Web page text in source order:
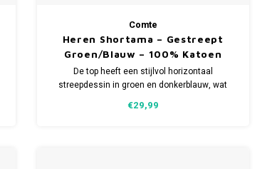
Comte
Heren Shortama – Gestreept
Groen/Blauw – 100% Katoen
De top heeft een stijlvol horizontaal
streepdessin in groen en donkerblauw, wat
Het shirt is voorzien van korte mouwen en een
€29,99